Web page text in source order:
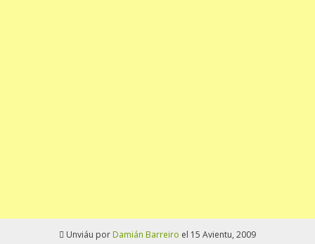
Unviáu por Damián Barreiro el 15 Avientu, 2009